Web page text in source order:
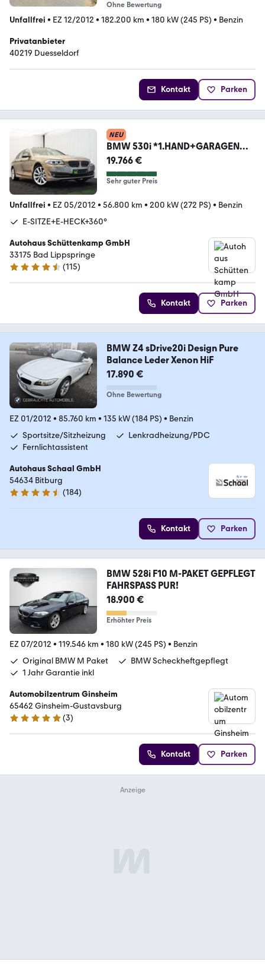
Ohne Bewertung
Unfallfrei • EZ 12/2012 • 182.200 km • 180 kW (245 PS) • Benzin
Privatanbieter
40219 Duesseldorf
Kontakt Parken
NEU
BMW 530i *1.HAND+GARAGENW.*
SCHIEBED.+360°+E-SITZE
19.766 €
Sehr guter Preis
Unfallfrei • EZ 05/2012 • 56.800 km • 200 kW (272 PS) • Benzin
E-SITZE+E-HECK+360°
Autohaus Schüttenkamp GmbH
33175 Bad Lippspringe
4.7 Sterne
(115)
Kontakt Parken
BMW Z4 sDrive20i Design Pure
Balance Leder Xenon HiF
17.890 €
Ohne Bewertung
EZ 01/2012 • 85.760 km • 135 kW (184 PS) • Benzin
Sportsitze/Sitzheizung
Lenkradheizung/PDC
Fernlichtassistent
Autohaus Schaal GmbH
54634 Bitburg
4.5 Sterne
(184)
Kontakt Parken
BMW 528i F10 M-PAKET GEPFLEGT
FAHRSPASS PUR!
18.900 €
Erhöhter Preis
EZ 07/2012 • 119.546 km • 180 kW (245 PS) • Benzin
Original BMW M Paket
BMW Scheckheftgepflegt
1 Jahr Garantie inkl
Automobilzentrum Ginsheim
65462 Ginsheim-Gustavsburg
5 Sterne
(3)
Kontakt Parken